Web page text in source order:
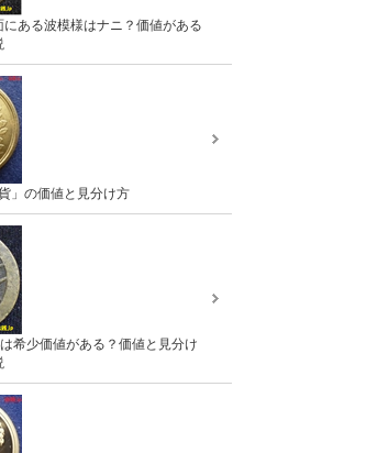
ある波模様はナニ？価値がある
」の価値と見分け方
希少価値がある？価値と見分け